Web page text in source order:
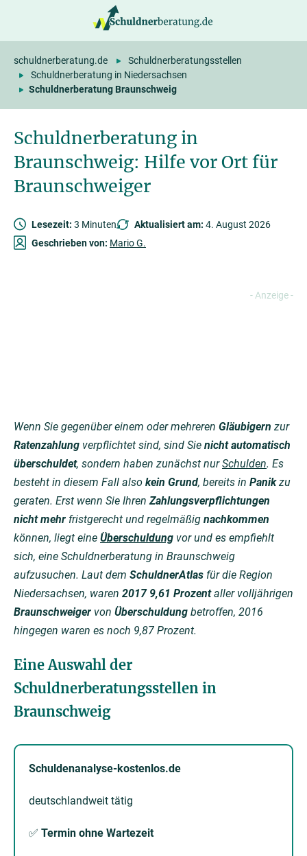
Schuldnerberatung in
Braunschweig: Hilfe vor Ort für
Braunschweiger
schuldnerberatung.de
Schuldnerberatungsstellen
Schuldnerberatung in Niedersachsen
Schuldnerberatung Braunschweig
Lesezeit: 3 Minuten Aktualisiert am: 4. August 2026
Geschrieben von: Mario G.
Wenn Sie gegenüber einem oder mehreren Gläubigern zur
Ratenzahlung verpflichtet sind, sind Sie nicht automatisch
überschuldet, sondern haben zunächst nurSchulden. Es
besteht in diesem Fall also kein Grund, bereits in Panikzu
geraten. Erst wenn Sie IhrenZahlungsverpflichtungen
nicht mehr fristgerecht und regelmäßig nachkommen
können, liegt eine Überschuldung vor und es empfiehlt
sich, eine Schuldnerberatung in Braunschweig
aufzusuchen. Laut dem SchuldnerAtlas für die Region
Niedersachsen, waren 2017 9,61 Prozentaller volljährigen
Braunschweiger von Überschuldung betroffen, 2016
hingegen waren es noch 9,87 Prozent.
Eine Auswahl der
Schuldnerberatungsstellen in
Braunschweig
Schuldenanalyse-kostenlos.de
deutschlandweit tätig
✅ Termin ohne Wartezeit